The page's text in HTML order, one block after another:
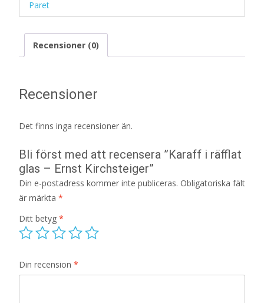
Paret
Recensioner (0)
Recensioner
Det finns inga recensioner än.
Bli först med att recensera ”Karaff i räfflat
glas – Ernst Kirchsteiger”
Din e-postadress kommer inte publiceras. Obligatoriska fält
är märkta *
Ditt betyg *
Din recension *